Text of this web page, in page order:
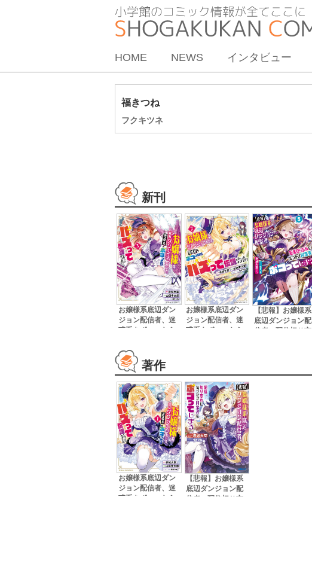
HOME NEWS インタビュー
福きつね
フクキツネ
新刊
お嬢様系底辺ダン
ジョン配信者、迷
惑系をボコったら
ってますわ！？ ３
お嬢様系底辺ダン
ジョン配信者、迷
惑系をボコったら
【悲報】お嬢様系
底辺ダンジョン配
信者、配信切り忘
著作
お嬢様系底辺ダン
ジョン配信者、迷
惑系をボコったら
【悲報】お嬢様系
底辺ダンジョン配
信者、配信切り忘